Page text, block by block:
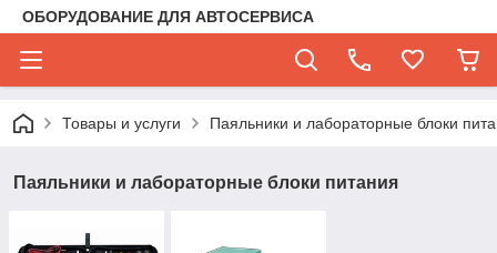
ОБОРУДОВАНИЕ ДЛЯ АВТОСЕРВИСА
Товары и услуги Паяльники и лабораторные блоки
Паяльники и лабораторные блоки питания